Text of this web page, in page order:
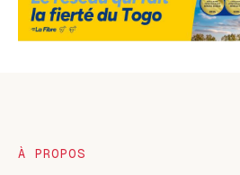
À PROPOS